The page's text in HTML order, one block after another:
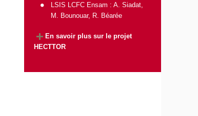
LSIS LCFCEnsam : A. Siadat,
M. Bounouar, R. Béarée
En savoir plus sur le projet
HECTTOR